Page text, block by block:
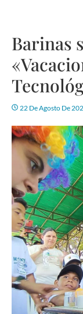
Barinas
22 De Agosto De